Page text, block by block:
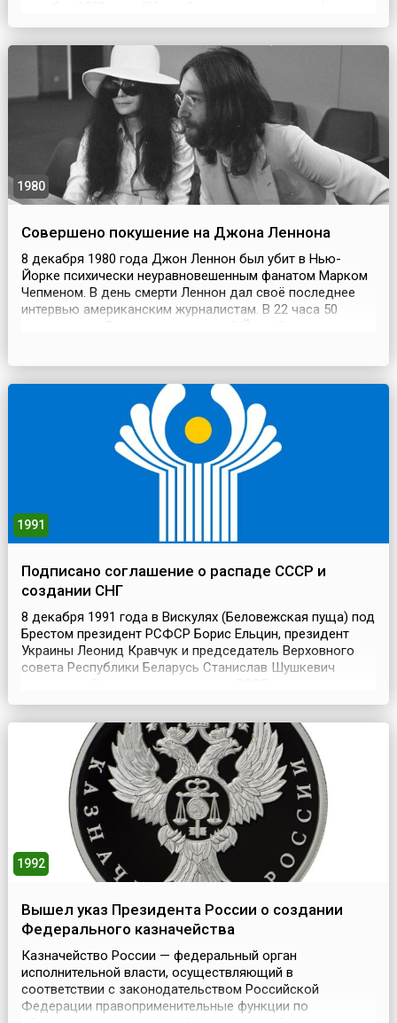
Святого Георгия Победоносца, в присутствии
создана. Академия, которая получила название Импер...
1980
Совершено покушение на Джона Леннона
8 декабря 1980 года Джон Леннон был убит в Нью-
Йорке психически неуравновешенным фанатом Марком
Чепменом. В день смерти Леннон дал своё последнее
интервью американским журналистам. В 22 часа 50
1991
Подписано соглашение о распаде СССР и
создании СНГ
8 декабря 1991 года в Вискулях (Беловежская пуща) под
Брестом президент РСФСР Борис Ельцин, президент
Украины Леонид Кравчук и председатель Верховного
совета Республики Беларусь Станислав Шушкевич
Содружества Независимых Государств (СНГ).Этот
соглашение», в его преамбуле говорилось, что «Союз
ССР как суб...
1992
Вышел указ Президента России о создании
Федерального казначейства
Казначейство России — федеральный орган
исполнительной власти, осуществляющий в
соответствии с законодательством Российской
Федерации правоприменительные функции по